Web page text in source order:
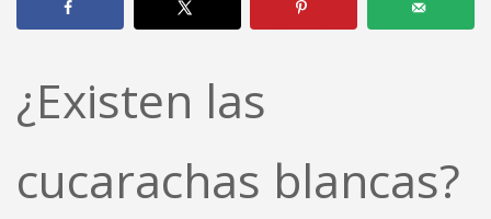
¿Existen las
cucarachas blancas?